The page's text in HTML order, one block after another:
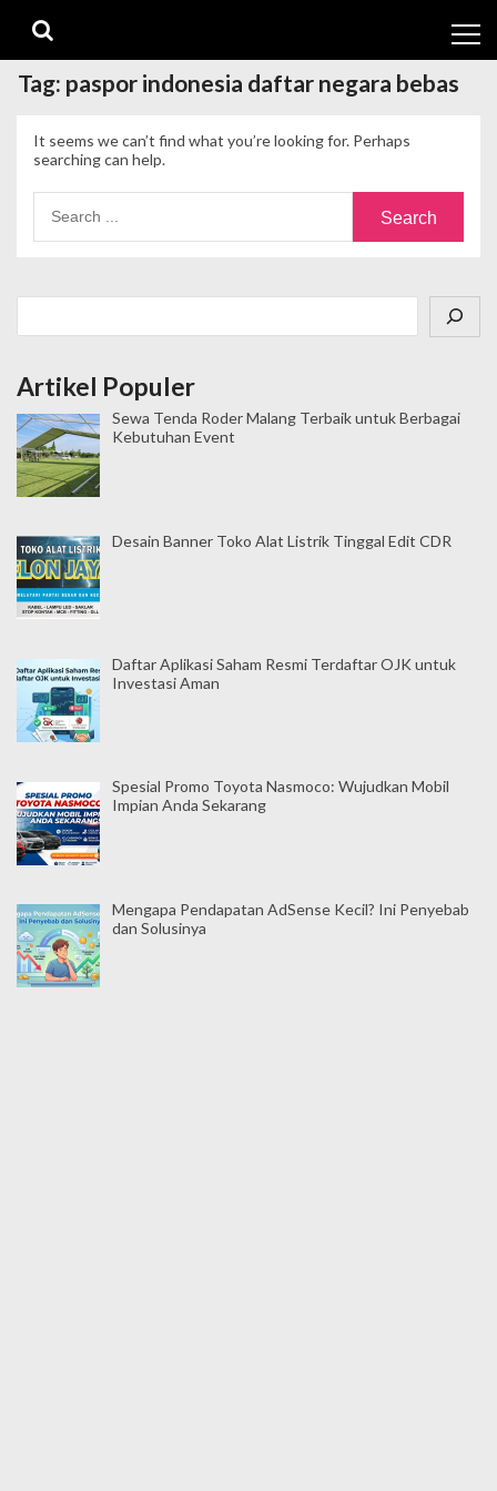
navigation
content
Tag: paspor indonesia daftar negara bebas
It seems we can’t find what you’re looking for. Perhaps
searching can help.
for:
Artikel Populer
Sewa Tenda Roder Malang Terbaik untuk Berbagai
Kebutuhan Event
Desain Banner Toko Alat Listrik Tinggal Edit CDR
Daftar Aplikasi Saham Resmi Terdaftar OJK untuk
Investasi Aman
Spesial Promo Toyota Nasmoco: Wujudkan Mobil
Impian Anda Sekarang
Mengapa Pendapatan AdSense Kecil? Ini Penyebab
dan Solusinya